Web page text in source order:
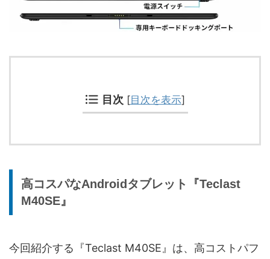
目次 [目次を表示]
高コスパなAndroidタブレット『Teclast
M40SE』
今回紹介する『Teclast M40SE』は、高コストパフ